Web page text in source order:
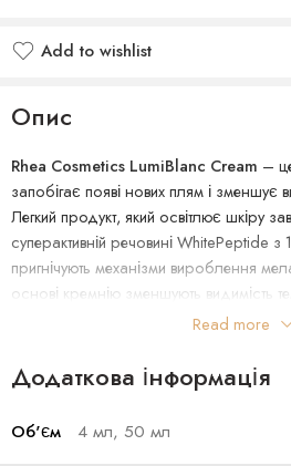
Add to wishlist
Опис
Rhea Cosmetics LumiBlanc Cream –
запобігає появі нових плям і зменшує
Легкий продукт, який освітлює шкіру
суперактивній речовині WhitePeptide
пригнічують механізми вироблення
основі кремнію зменшують видимість
токоферол мають антиоксидантну дію в
Спосіб застосування:
Наносите крем вранці та ввечері до
шкіри.
Read more
Додаткова інформація
Об'єм 4 мл, 50 мл